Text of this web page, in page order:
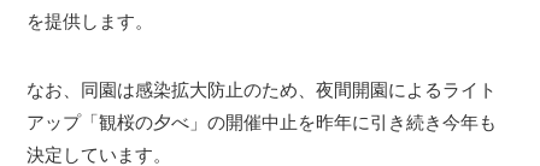
を提供します。
なお、同園は感染拡大防止のため、夜間開園によるライト
アップ「観桜の夕べ」の開催中止を昨年に引き続き今年も
決定しています。